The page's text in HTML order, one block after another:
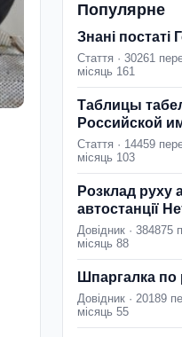
Популярне
Знані
Стаття · 30261
місяць 161
Таблицы
Российской
Стаття · 14459
місяць 103
Розклад руху
автостанції
Довідник · 384875
місяць 88
Шпаргалка по
Довідник · 20189
місяць 55